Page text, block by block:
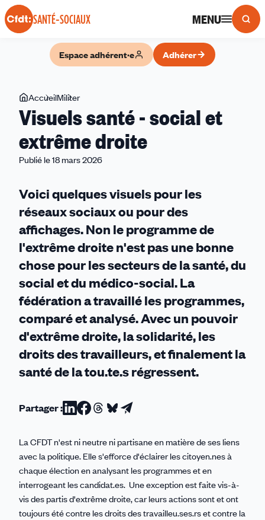
Panneau de gestion des cookies
SANTÉ-SOCIAUX MENU
Espace adhérent·e Adhérer
Vous
êtes
ici
AccueilMiliter
santé
social
et
droite
Visuels santé - social et
extrême droite
Publié le 18 mars 2026
Voici quelques visuels pour les
réseaux sociaux ou pour des
affichages. Non le programme de
l'extrême droite n'est pas une bonne
chose pour les secteurs de la santé, du
social et du médico-social. La
fédération a travaillé les programmes,
comparé et analysé. Avec un pouvoir
d'extrême droite, la solidarité, les
droits des travailleurs, et finalement la
santé de la tou.te.s régressent.
Partager :Partager
Linkedin
Partager
Facebook
Partager
Threads
Partager
Bluesky
Partager
email
La CFDT n'est ni neutre ni partisane en matière de ses liens
avec la politique. Elle s'efforce d'éclairer les citoyen.nes à
chaque élection en analysant les programmes et en
interrogeant les candidat.es. Une exception est faite vis-à-
vis des partis d'extrême droite, car leurs actions sont et ont
toujours été contre les droits des travailleu.ses.rs et contre la